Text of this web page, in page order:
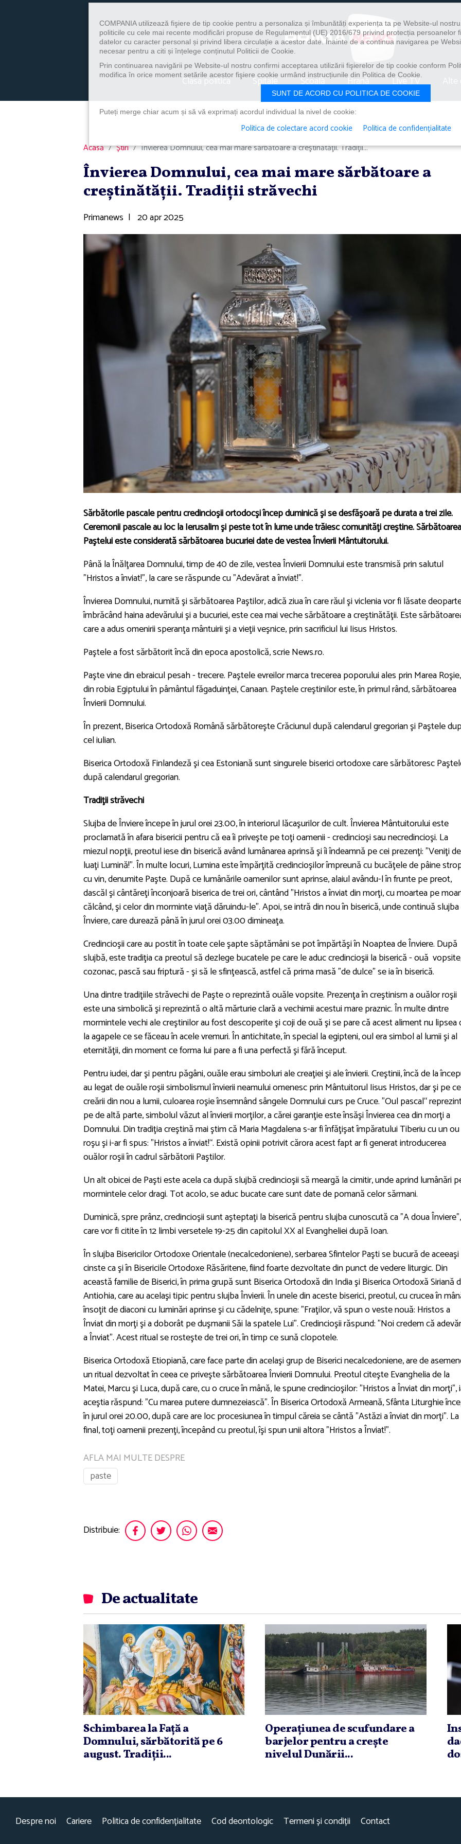
Clasa politica Spitale Școală Hrană Live TV
Acasă Știri Învierea Domnului, cea mai mare sărbătoare a creştinătăţii. Tradiţii...
Învierea Domnului, cea mai mare sărbătoare a
creştinătăţii. Tradiţii străvechi
Primanews | 20 apr 2025
Sărbătorile pascale pentru credincioşii ortodocşi încep duminică şi se desfăşoară pe durata a trei zile.
Ceremonii pascale au loc la Ierusalim şi peste tot în lume unde trăiesc comunităţi creştine. Sărbătoarea
Paştelui este considerată sărbătoarea bucuriei date de vestea Învierii Mântuitorului.
Până la Înălţarea Domnului, timp de 40 de zile, vestea Învierii Domnului este transmisă prin salutul
"Hristos a înviat!", la care se răspunde cu "Adevărat a înviat!".
Învierea Domnului, numită şi sărbătoarea Paştilor, adică ziua în care răul şi viclenia vor fi lăsate
îmbrăcând haina adevărului şi a bucuriei, este cea mai veche sărbătoare a creştinătăţii. Este
care a adus omenirii speranţa mântuirii şi a vieţii veşnice, prin sacrificiul lui Iisus Hristos.
Paştele a fost sărbătorit încă din epoca apostolică, scrie News.ro.
Paşte vine din ebraicul pesah - trecere. Paştele evreilor marca trecerea poporului ales prin Marea Roşie,
din robia Egiptului în pâmântul făgaduinţei, Canaan. Paştele creştinilor este, în primul rând, sărbătoarea
Învierii Domnului.
În prezent, Biserica Ortodoxă Română sărbătoreşte Crăciunul după calendarul gregorian şi Paştele
cel iulian.
Biserica Ortodoxă Finlandeză şi cea Estoniană sunt singurele biserici ortodoxe care sărbătoresc
după calendarul gregorian.
Tradiţii străvechi
Slujba de Înviere începe în jurul orei 23.00, în interiorul lăcaşurilor de cult. Învierea Mântuitorului este
proclamată în afara bisericii pentru că ea îi priveşte pe toţi oamenii - credincioşi sau necredincioşi. La
miezul nopţii, preotul iese din biserică având lumânarea aprinsă şi îi îndeamnă pe cei prezenţi: "Veniţi de
luaţi Lumină!". În multe locuri, Lumina este împărţită credincioşilor împreună cu bucăţele de pâine
cu vin, denumite Paşte. După ce lumânările oamenilor sunt aprinse, alaiul avându-l în frunte pe preot,
dascăl şi cântăreţi înconjoară biserica de trei ori, cântând "Hristos a înviat din morţi, cu moartea pe
călcând, şi celor din morminte viaţă dăruindu-le". Apoi, se intră din nou în biserică, unde continuă
Înviere, care durează până în jurul orei 03.00 dimineaţa.
Credincioşii care au postit în toate cele şapte săptămâni se pot împărtăşi în Noaptea de Înviere. După
slujbă, este tradiţia ca preotul să dezlege bucatele pe care le aduc credincioşii la biserică - ouă
cozonac, pască sau friptură - şi să le sfinţească, astfel că prima masă "de dulce" se ia în biserică.
Una dintre tradiţiile străvechi de Paşte o reprezintă ouăle vopsite. Prezenţa în creştinism a ouălor roşii
este una simbolică şi reprezintă o altă mărturie clară a vechimii acestui mare praznic. În multe dintre
mormintele vechi ale creştinilor au fost descoperite şi coji de ouă şi se pare că acest aliment nu lipsea
la agapele ce se făceau în acele vremuri. În antichitate, în special la egipteni, oul era simbol al lumii şi al
eternităţii, din moment ce forma lui pare a fi una perfectă şi fără început.
Pentru iudei, dar şi pentru păgâni, ouăle erau simboluri ale creaţiei şi ale învierii. Creştinii, încă de la
au legat de ouăle roşii simbolismul învierii neamului omenesc prin Mântuitorul Iisus Hristos, dar şi pe
creării din nou a lumii, culoarea roşie însemnând sângele Domnului curs pe Cruce. "Oul pascal“
pe de altă parte, simbolul văzut al învierii morţilor, a cărei garanţie este însăşi Învierea cea din morţi a
Domnului. Din tradiţia creştină mai ştim că Maria Magdalena s-ar fi înfăţişat împăratului Tiberiu cu un ou
roşu şi i-ar fi spus: "Hristos a înviat!“. Există opinii potrivit cărora acest fapt ar fi generat introducerea
ouălor roşii în cadrul sărbătorii Paştilor.
Un alt obicei de Paşti este acela ca după slujbă credincioşii să meargă la cimitir, unde aprind lumânări
mormintele celor dragi. Tot acolo, se aduc bucate care sunt date de pomană celor sărmani.
Duminică, spre prânz, credincioşii sunt aşteptaţi la biserică pentru slujba cunoscută ca "A doua
care vor fi citite în 12 limbi versetele 19-25 din capitolul XX al Evangheliei după Ioan.
În slujba Bisericilor Ortodoxe Orientale (necalcedoniene), serbarea Sfintelor Paşti se bucură de aceeaşi
cinste ca şi în Bisericile Ortodoxe Răsăritene, fiind foarte dezvoltate din punct de vedere liturgic. Din
această familie de Biserici, în prima grupă sunt Biserica Ortodoxă din India şi Biserica Ortodoxă Siriană
Antiohia, care au acelaşi tipic pentru slujba Învierii. În unele din aceste biserici, preotul, cu crucea în
însoţit de diaconi cu luminări aprinse şi cu cădelniţe, spune: "Fraţilor, vă spun o veste nouă: Hristos a
Înviat din morţi şi a doborât pe duşmanii Săi la spatele Lui". Credincioşii răspund: "Noi credem că
a Înviat". Acest ritual se rosteşte de trei ori, în timp ce sună clopotele.
Biserica Ortodoxă Etiopiană, care face parte din acelaşi grup de Biserici necalcedoniene, are de
un ritual dezvoltat în ceea ce priveşte sărbătoarea Învierii Domnului. Preotul citeşte Evanghelia de la
Matei, Marcu şi Luca, după care, cu o cruce în mână, le spune credincioşilor: "Hristos a Înviat din morţi",
aceştia răspund: "Cu marea putere dumnezeiască". În Biserica Ortodoxă Armeană, Sfânta Liturghie
în jurul orei 20.00, după care are loc procesiunea în timpul căreia se cântă "Astăzi a înviat din morţi". La
final, toţi oamenii prezenţi, începând cu preotul, îşi spun unii altora "Hristos a Înviat!".
AFLA MAI MULTE DESPRE
paste
Distribuie:
De actualitate
Schimbarea la Faţă a
Domnului, sărbătorită pe 6
august. Tradiţii...
Operaţiunea de scufundare a
barjelor pentru a creşte
nivelul Dunării...
Despre noi Cariere Politica de confidențialitate Cod deontologic Termeni și condiții Contact
COMPANIA utilizează fişiere de tip cookie pentru a personaliza și îmbunătăți experiența ta pe Website-ul
politicile cu cele mai recente modificări propuse de Regulamentul (UE) 2016/679 privind protecția persoanelor
datelor cu caracter personal și privind libera circulație a acestor date. Înainte de a continua navigarea pe
necesar pentru a citi și înțelege conținutul Politicii de Cookie.
Prin continuarea navigării pe Website-ul nostru confirmi acceptarea utilizării fişierelor de tip cookie conform
modifica în orice moment setările acestor fişiere cookie urmând instrucțiunile din Politica de Cookie.
SUNT DE ACORD CU POLITICA DE COOKIE
Puteți merge chiar acum și să vă exprimați acordul individual la nivel de cookie:
Politica de colectare acord cookie Politica de confidențialitate